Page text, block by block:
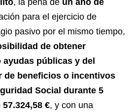
para el ejercicio de
pasivo por el mismo tiempo,
de obtener
públicas y del
de beneficios o incentivos
Social durante 5
€, y con una